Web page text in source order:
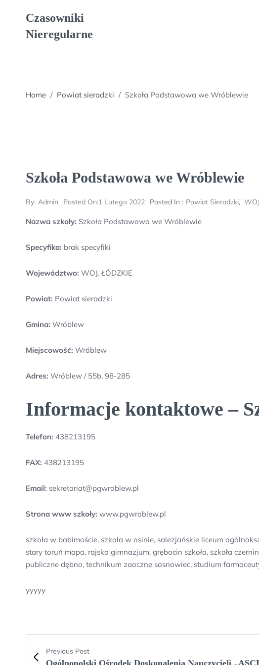
Czasowniki
Nieregularne
Home / Powiat sieradzki / Szkoła Podstawowa we Wróblewie
Szkoła Podstawowa we Wróblewie
By: Admin Posted On:1 Lutego 2022 Posted In : Powiat Sieradzki,
Nazwa szkoły: Szkoła Podstawowa we Wróblewie
Specyfika: brak specyfiki
Województwo: WOJ. ŁÓDZKIE
Powiat: Powiat sieradzki
Gmina: Wróblew
Miejscowość: Wróblew
Adres: Wróblew / 55b, 98-285
Informacje kontaktowe –
Telefon: 438213195
FAX: 438213195
Email: sekretariat@pgwroblew.pl
Strona www szkoły: www.pgwroblew.pl
szkoła w babimoście, szkoła w osinie, salezjańskie liceum
stary toruń mapa, rajsko gimnazjum, grębocin szkoła, szkoła
publiczne dębno, technikum zaoczne sosnowiec, studium
yyyyy
Previous Post
Ogólnopolski Ośrodek Doskonalenia Nauczycieli